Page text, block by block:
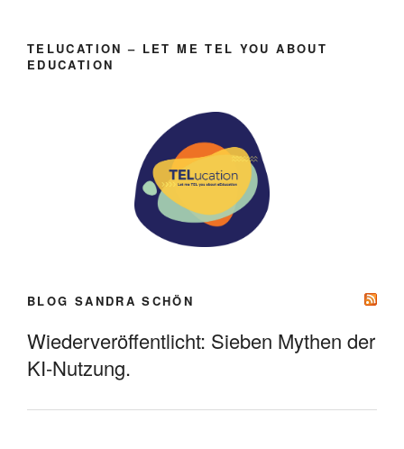
TELUCATION – LET ME TEL YOU ABOUT
EDUCATION
BLOG SANDRA SCHÖN
Wiederveröffentlicht: Sieben Mythen der
KI-Nutzung.